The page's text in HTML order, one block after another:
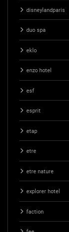
disneylandparis
duo spa
eklo
enzo hotel
esf
esprit
etap
etre
etre nature
explorer hotel
faction